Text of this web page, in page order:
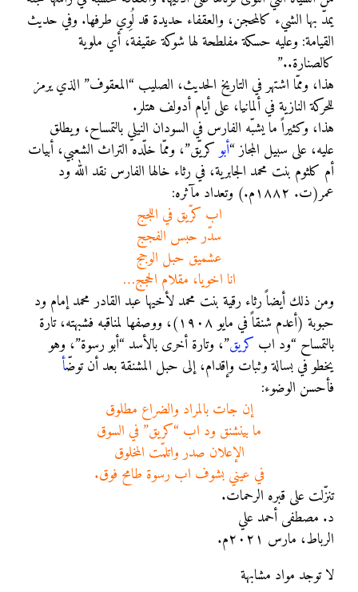
يمدّ بها الشيء كالمحجن، والعقفاء حديدة قد لُوِي طرفها. وفي حديث
القيامة: وعليه حسكة مفلطحة لها شوكة عقيفة، أي ملوية
كالصنارة..”
هذا، وممّا اشتهر في التاريخ الحديث، الصليب “المعقوف” الذي يرمز
للحركة النازية في ألمانيا، على أيام أدولف هتلر.
هذا، وكثيراً ما يشبّه الفارس في السودان النيلي بالتمساح، ويطلق
عليه، على سبيل المجاز “أبوكريّق”، وممّا خلّده التراث الشعبي، أبيات
أم كلثوم بنت محمد الجابرية، في رثاء خالها الفارس نقد الله ود
عمر(ت. ١٨٨٢م.) وتعداد مآثره:
اب كرّيق في اللجج
سدّر حبس الفجج
عشميق حبل الوجج
انا اخويا، مقلام الحجج…
ومن ذلك أيضاً رثاء رقية بنت محمد لأخيها عبد القادر محمد إمام ود
حبوبة (أعدم شنقاً في مايو ١٩٠٨)، ووصفها لمناقبه فشبهته، تارة
بالتمساح “ود ابكريق”، وتارة أخرى بالأسد “أبو رسوة”، وهو
يخطو في بسالة وثبات وإقدام، إلى حبل المشنقة بعد أن توضّأ
فأحسن الوضوء:
إن جات بالمراد والضراع مطلوق
ما بينشنق ود اب “كريق” في السوق
الإعلان صدر واتلمّت المخلوق
في عيني بشوف اب رسوة طامح فوق.
تنزّلت على قبره الرحمات.
د. مصطفى أحمد علي
الرباط، مارس ٢٠٢١م.
لا توجد مواد مشابهة